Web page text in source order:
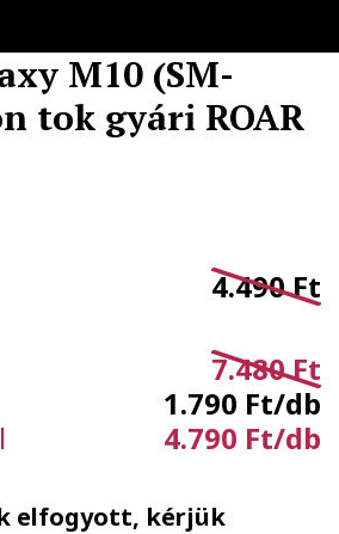
M10 (SM-
tok gyári ROAR
4.490 Ft
7.480 Ft
1.790 Ft/db
4.790 Ft/db
elfogyott, kérjük